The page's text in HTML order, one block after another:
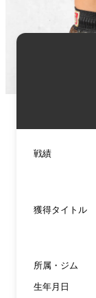
戦績
獲得タイトル
所属・ジム
生年月日